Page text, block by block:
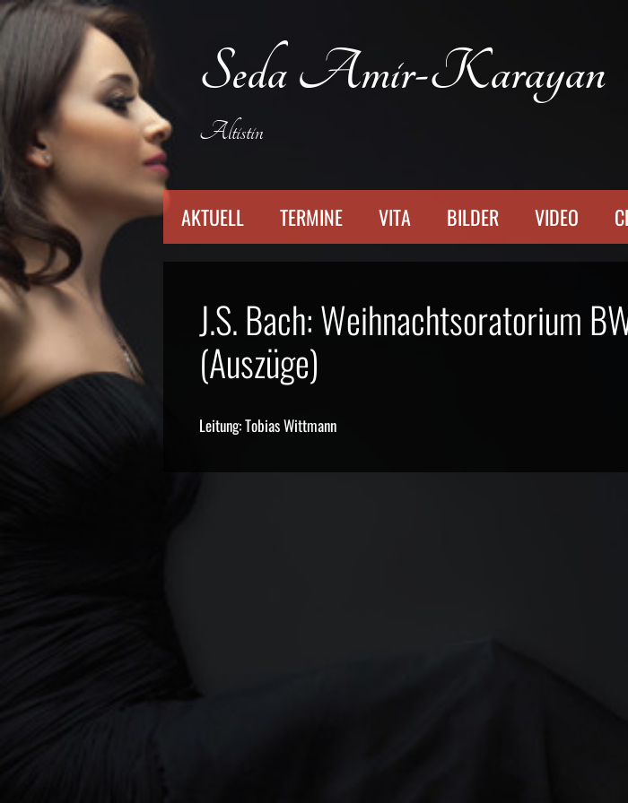
Zum
Inhalt
Seda Amir-Karayan
Altistin
AKTUELL TERMINE VITA BILDER VIDEO
J.S. Bach: Weihnachtsoratorium
(Auszüge)
Leitung: Tobias Wittmann